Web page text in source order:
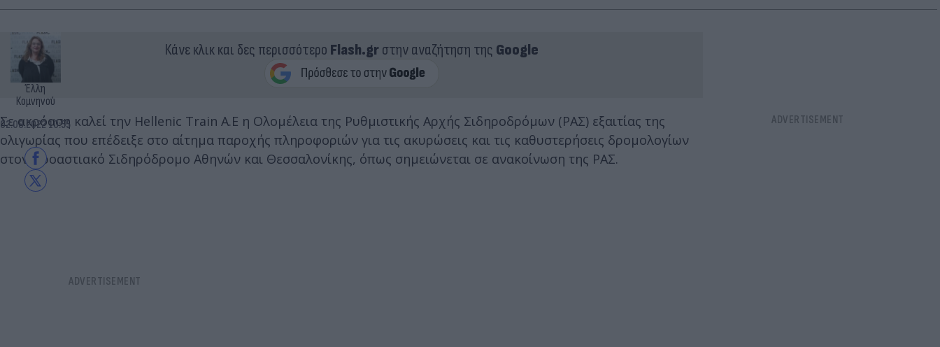
Έλλη
Κομνηνού
02.08.2022 10:55
Κάνε κλικ και δες περισσότερο Flash.grστην αναζήτηση της Google
Σε ακρόαση καλεί την Hellenic Train A.E η Ολομέλεια της Ρυθμιστικής Αρχής Σιδηροδρόμων (ΡΑΣ) εξαιτίας της
ολιγωρίας που επέδειξε στο αίτημα παροχής πληροφοριών για τις ακυρώσεις και τις καθυστερήσεις δρομολογίων
στον Προαστιακό Σιδηρόδρομο Αθηνών και Θεσσαλονίκης, όπως σημειώνεται σε ανακοίνωση της ΡΑΣ.